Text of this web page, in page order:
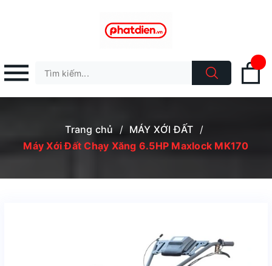
Trang chủ / MÁY XỚI ĐẤT /
Máy Xới Đất Chạy Xăng 6.5HP Maxlock MK170